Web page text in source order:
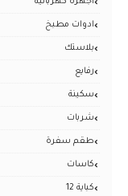
ادوات مطبخ
بلاستك
رفايع
سكينة
شربات
طقم سفرة
كاسات
كباية 12